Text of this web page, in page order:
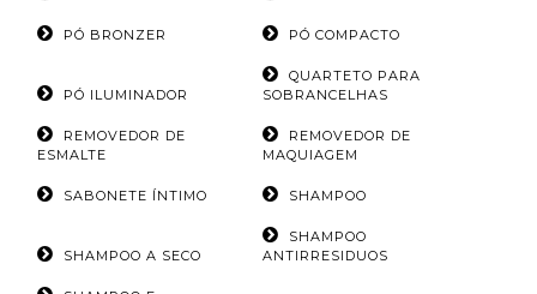
PÓ BRONZER PÓ COMPACTO
PÓ ILUMINADOR
QUARTETO PARA
SOBRANCELHAS
REMOVEDOR DE
ESMALTE
REMOVEDOR DE
MAQUIAGEM
SABONETE ÍNTIMO SHAMPOO
SHAMPOO A SECO
SHAMPOO
ANTIRRESIDUOS